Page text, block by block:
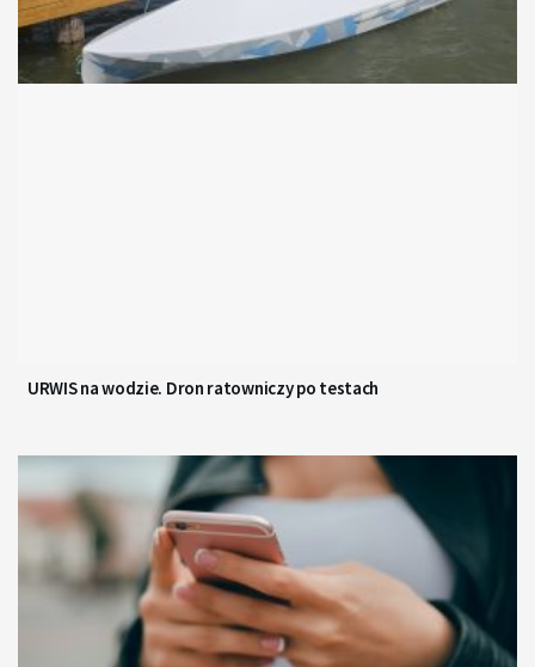
URWIS na wodzie. Dron ratowniczy po testach